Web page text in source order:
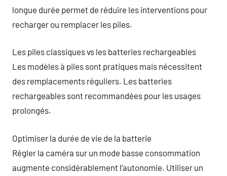
longue durée permet de réduire les interventions pour
recharger ou remplacer les piles.
Les piles classiques vs les batteries rechargeables
Les modèles à piles sont pratiques mais nécessitent
des remplacements réguliers. Les batteries
rechargeables sont recommandées pour les usages
prolongés.
Optimiser la durée de vie de la batterie
Régler la caméra sur un mode basse consommation
augmente considérablement l’autonomie. Utiliser un